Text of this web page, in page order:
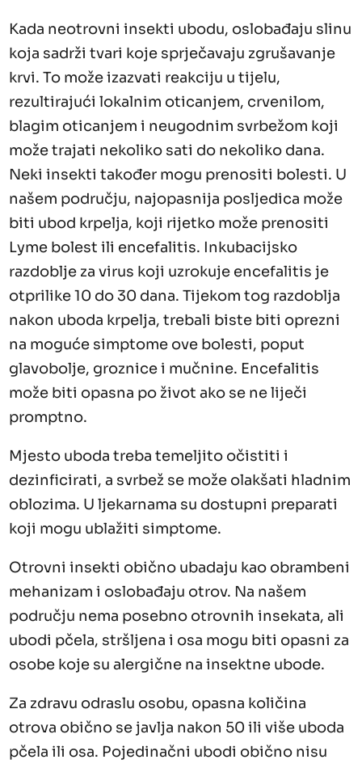
Kada neotrovni insekti ubodu, oslobađaju slinu
koja sadrži tvari koje sprječavaju zgrušavanje
krvi. To može izazvati reakciju u tijelu,
rezultirajući lokalnim oticanjem, crvenilom,
blagim oticanjem i neugodnim svrbežom koji
može trajati nekoliko sati do nekoliko dana.
Neki insekti također mogu prenositi bolesti. U
našem području, najopasnija posljedica može
biti ubod krpelja, koji rijetko može prenositi
Lyme bolest ili encefalitis. Inkubacijsko
razdoblje za virus koji uzrokuje encefalitis je
otprilike 10 do 30 dana. Tijekom tog razdoblja
nakon uboda krpelja, trebali biste biti oprezni
na moguće simptome ove bolesti, poput
glavobolje, groznice i mučnine. Encefalitis
može biti opasna po život ako se ne liječi
promptno.
Mjesto uboda treba temeljito očistiti i
dezinficirati, a svrbež se može olakšati hladnim
oblozima. U ljekarnama su dostupni preparati
koji mogu ublažiti simptome.
Otrovni insekti obično ubadaju kao obrambeni
mehanizam i oslobađaju otrov. Na našem
području nema posebno otrovnih insekata, ali
ubodi pčela, stršljena i osa mogu biti opasni za
osobe koje su alergične na insektne ubode.
Za zdravu odraslu osobu, opasna količina
otrova obično se javlja nakon 50 ili više uboda
pčela ili osa. Pojedinačni ubodi obično nisu